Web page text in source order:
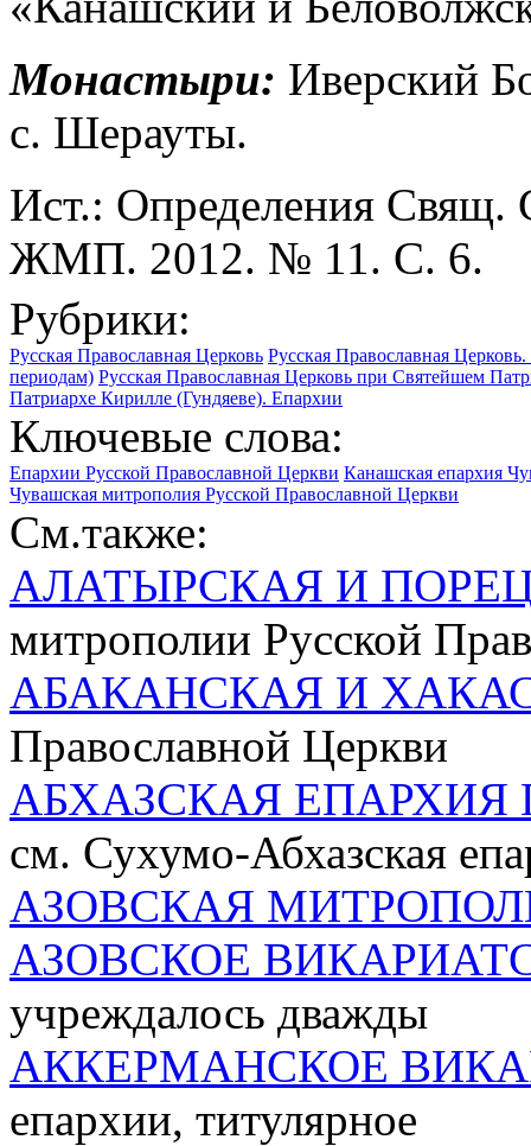
Монастыри: Иверский
с. Шерауты.
Ист.: Определения Свящ.
ЖМП. 2012. № 11. С. 6.
Рубрики:
Русская Православная Церковь Русская Православная
периодам) Русская Православная Церковь при Святейшем
Патриархе Кирилле (Гундяеве). Епархии
Ключевые слова:
Епархии Русской Православной Церкви Канашская епархия
Чувашская митрополия Русской Православной Церкви
См.также:
АЛАТЫРСКАЯ И
митрополии Русской
АБАКАНСКАЯ И
Православной Церкви
АБХАЗСКАЯ ЕПАРХИЯ
см. Сухумо-Абхазская
АЗОВСКАЯ
АЗОВСКОЕ
учреждалось дважды
АККЕРМАНСКОЕ
епархии, титулярное